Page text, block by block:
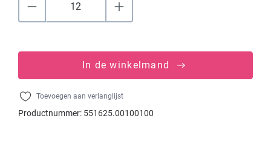
In de winkelmand
Toevoegen aan verlanglijst
Productnummer: 551625.00100100